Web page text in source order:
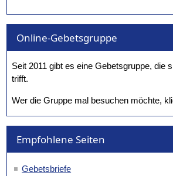
Online-Gebetsgruppe
Seit 2011 gibt es eine Gebetsgruppe, die
trifft.
Wer die Gruppe mal besuchen möchte,
Empfohlene Seiten
Gebetsbriefe